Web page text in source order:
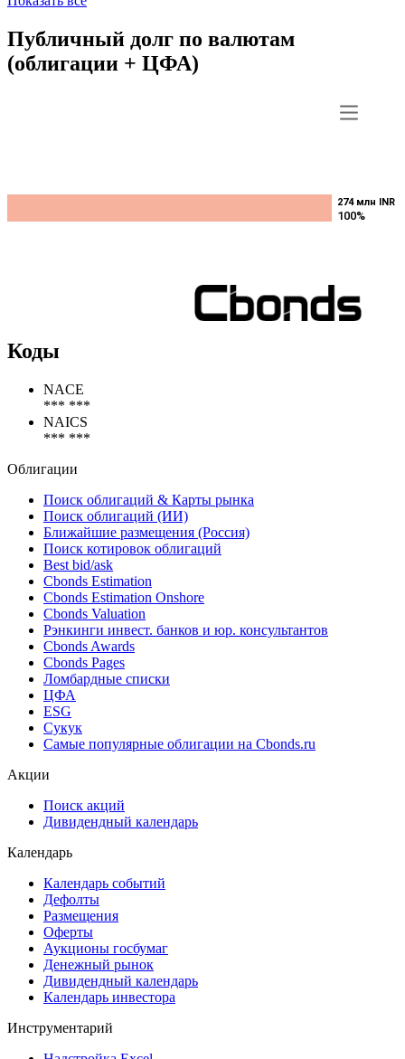
Публичный долг по валютам
(облигации + ЦФА)
274 млн INR
100%
274 млн INR
100%
Коды
NACE
*** ***
NAICS
*** ***
Облигации
Поиск облигаций & Карты рынка
Поиск облигаций (ИИ)
Ближайшие размещения (Россия)
Поиск котировок облигаций
Best bid/ask
Cbonds Estimation
Cbonds Estimation Onshore
Cbonds Valuation
Рэнкинги инвест. банков и юр. консультантов
Cbonds Awards
Cbonds Pages
Ломбардные списки
ЦФА
ESG
Сукук
Самые популярные облигации на Cbonds.ru
Акции
Поиск акций
Дивидендный календарь
Календарь
Календарь событий
Дефолты
Размещения
Оферты
Аукционы госбумаг
Денежный рынок
Дивидендный календарь
Календарь инвестора
Инструментарий